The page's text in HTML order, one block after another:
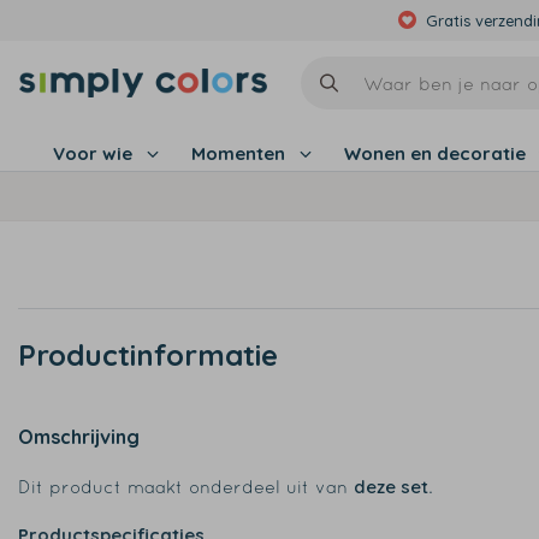
Gratis
Voor wie Momenten Wonen en decoratie
Productinformatie
Omschrijving
Dit product maakt onderdeel uit van deze set.